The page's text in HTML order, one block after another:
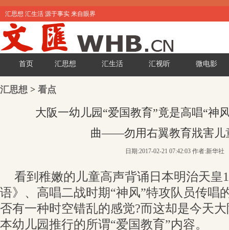
汇思想 汇生活 源于事实 来自眼界
首页 汇思想 汇生活 汇视听 微电影
汇思想 > 看点
大阪一幼儿园“爱国教育”竟是高唱“神
曲——勿用右翼教育戕害儿
日期:2017-02-21 07:42:03 作者:新华社
看到稚嫩的儿童高声背诵日本明治天皇
语》、高唱二战时期“神风”特攻队员传唱
否有一种时空错乱的感觉?而这却是今天
本幼儿园推行的所谓“爱国教育”内容。